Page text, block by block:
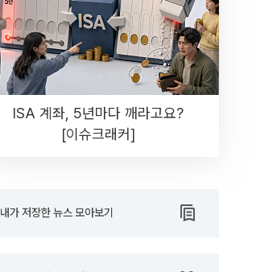
ISA 계좌, 5년마다 깨라고요?
[이슈크래커]
내가 저장한 뉴스 모아보기